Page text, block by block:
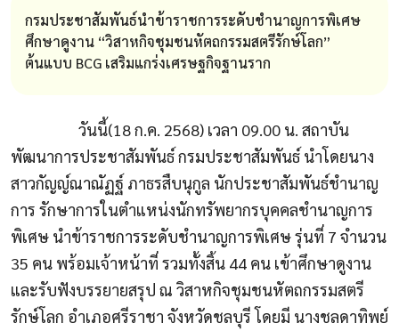
กรมประชาสัมพันธ์นำข้าราชการระดับชำนาญการพิเศษ
ศึกษาดูงาน “วิสาหกิจชุมชนหัตถกรรมสตรีรักษ์โลก”
ต้นแบบ BCG เสริมแกร่งเศรษฐกิจฐานราก
วันนี้(18ก.ค. 2568) เวลา 09.00 น. สถาบัน
พัฒนาการประชาสัมพันธ์ กรมประชาสัมพันธ์ นำโดยนาง
สาวกัญญ์ณาณัฏฐ์ ภาธรสืบนุกูล นักประชาสัมพันธ์ชำนาญ
การ รักษาการในตำแหน่งนักทรัพยากรบุคคลชำนาญการ
พิเศษ นำข้าราชการระดับชำนาญการพิเศษ รุ่นที่ 7 จำนวน
35 คน พร้อมเจ้าหน้าที่ รวมทั้งสิ้น 44 คน เข้าศึกษาดูงาน
และรับฟังบรรยายสรุป ณ วิสาหกิจชุมชนหัตถกรรมสตรี
รักษ์โลก อำเภอศรีราชา จังหวัดชลบุรี โดยมี นางชลดาทิพย์